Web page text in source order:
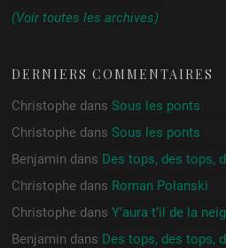
(Voir toutes les archives)
DERNIERS COMMENTAIRES
Christophe dans Sous les ponts
Christophe dans Sous les ponts
Benjamin dans Des tops, des tops,
Christophe dans Roman Polanski
Christophe dans Y’aura t’il de la
Benjamin dans Des tops, des tops,